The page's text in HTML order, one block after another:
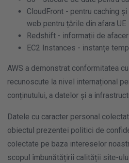
CloudFront - pentru caching
web pentru țările din afara UE
Redshift - informații de
EC2 Instances - instanțe
AWS a demonstrat conformitatea
recunoscute la nivel internațional
conținutului, a datelor și a
Datele cu caracter personal
obiectul prezentei politici de
colectate pe baza intereselor
scopul îmbunătățirii calității site-